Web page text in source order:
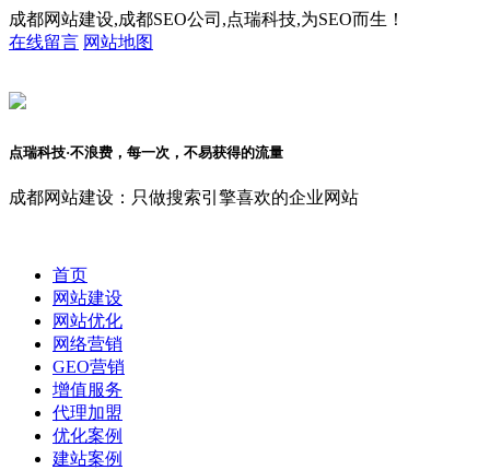
成都网站建设,成都SEO公司,点瑞科技,为SEO而生！
在线留言 网站地图
点瑞科技·不浪费，每一次，不易获得的流量
成都网站建设：只做搜索引擎喜欢的企业网站
首页
网站建设
网站优化
网络营销
GEO营销
增值服务
代理加盟
优化案例
建站案例